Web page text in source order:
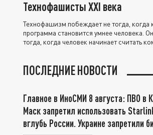
Технофашисты XXI века
Технофашизм побеждает не тогда, когда
программа становится умнее человека.
тогда, когда человек начинает считать
ПОСЛЕДНИЕ НОВОСТИ
Главное в ИноСМИ 8 августа: ПВО в
Маск запретил использовать
вглубь России. Украине запретили